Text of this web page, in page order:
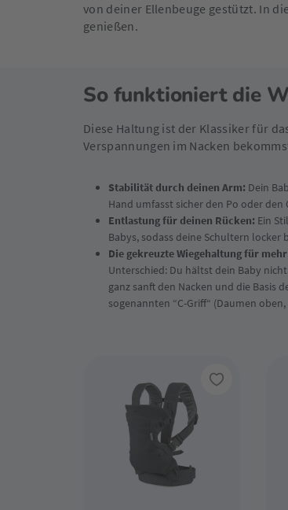
von deiner Ellenbeuge gestützt. In
genießen.
So funktioniert die
Diese Haltung ist der Klassiker für
Verspannungen im Nacken
Stabilität durch deinen Arm: Dein
Hand umfasst sicher den Po oder
Entlastung für deinen Rücken: Ein
Babys, sodass deine Schultern
Die gekreuzte Wiegehaltung für
Unterschied: Du hältst dein Baby
ganz sanft den Nacken und die Basis
sogenannten “C-Griff“ (Daumen